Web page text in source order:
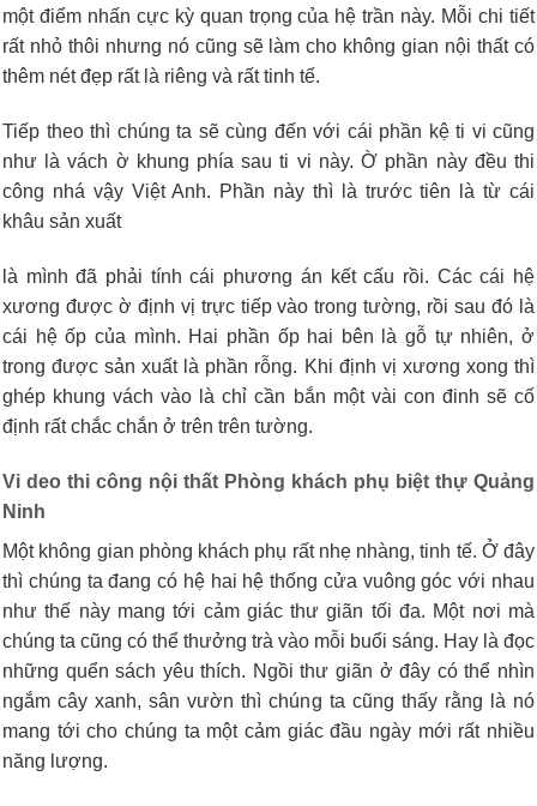
một điểm nhấn cực kỳ quan trọng của hệ trần này. Mỗi chi tiết
rất nhỏ thôi nhưng nó cũng sẽ làm cho không gian nội thất có
thêm nét đẹp rất là riêng và rất tinh tế.
Tiếp theo thì chúng ta sẽ cùng đến với cái phần kệ ti vi cũng
như là vách ờ khung phía sau ti vi này. Ờ phần này đều thi
công nhá vậy Việt Anh. Phần này thì là trước tiên là từ cái
khâu sản xuất
là mình đã phải tính cái phương án kết cấu rồi. Các cái hệ
xương được ờ định vị trực tiếp vào trong tường, rồi sau đó là
cái hệ ốp của mình. Hai phần ốp hai bên là gỗ tự nhiên, ở
trong được sản xuất là phần rỗng. Khi định vị xương xong thì
ghép khung vách vào là chỉ cần bắn một vài con đinh sẽ cố
định rất chắc chắn ở trên trên tường.
Vi deo thi công nội thất Phòng khách phụ biệt thự Quảng
Ninh
Một không gian phòng khách phụ rất nhẹ nhàng, tinh tế. Ở đây
thì chúng ta đang có hệ hai hệ thống cửa vuông góc với nhau
như thế này mang tới cảm giác thư giãn tối đa. Một nơi mà
chúng ta cũng có thể thưởng trà vào mỗi buổi sáng. Hay là đọc
những quển sách yêu thích. Ngồi thư giãn ở đây có thể nhìn
ngắm cây xanh, sân vườn thì chúng ta cũng thấy rằng là nó
mang tới cho chúng ta một cảm giác đầu ngày mới rất nhiều
năng lượng.